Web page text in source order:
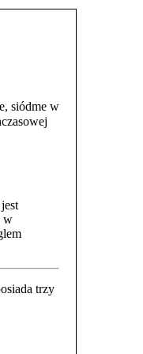
siódme w
w
trzy